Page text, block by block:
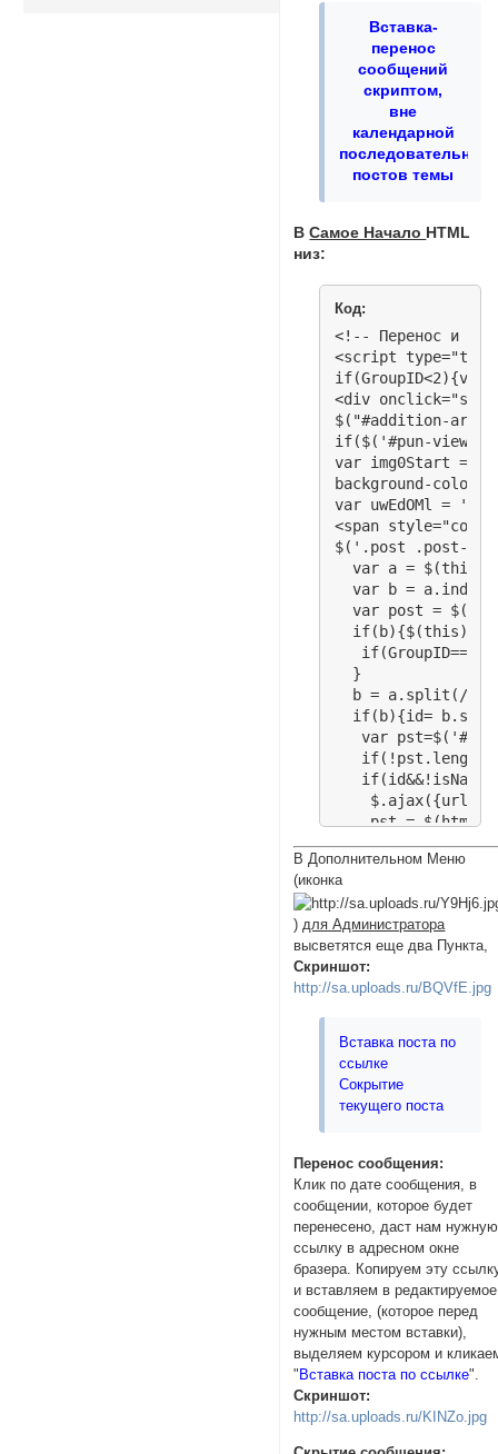
Вставка-
перенос
сообщений
скриптом,
вне
календарной
постов темы
ВСамое Начало HTML
низ:
Код:
<!-- Перенос и
<script
<div
$("#addition-
if($('#pun-
var img0Start =
background-
var uwEdOMl =
<span
$('.post .post-
var a =
var b =
var post =
  }
b = a.split(/
if(b){id=
var
$.ajax({url:
pst =
}});}}
}});}
В Дополнительном Меню
(иконка
) для Администратора
высветятся еще два Пункта,
Скриншот:
http://sa.uploads.ru/BQVfE.jpg
Вставка поста по
ссылке
Сокрытие
текущего поста
Перенос сообщения:
Клик по дате сообщения, в
сообщении, которое будет
перенесено, даст нам нужную
ссылку в адресном окне
бразера. Копируем эту
и вставляем в редактируемое
сообщение, (которое перед
нужным местом вставки),
выделяем курсором и
" Вставка поста по ссылке".
Скриншот:
http://sa.uploads.ru/KINZo.jpg